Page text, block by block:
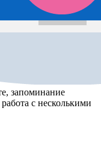
запоминание
с несколькими